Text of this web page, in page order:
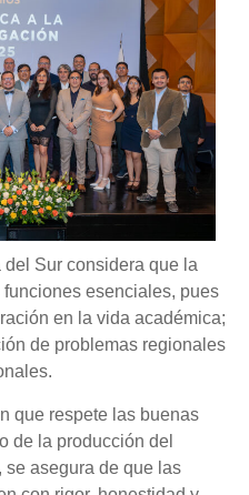
Sur considera que la
esenciales, pues
en la vida académica;
de problemas regionales
que respete las buenas
de la producción del
asegura de que las